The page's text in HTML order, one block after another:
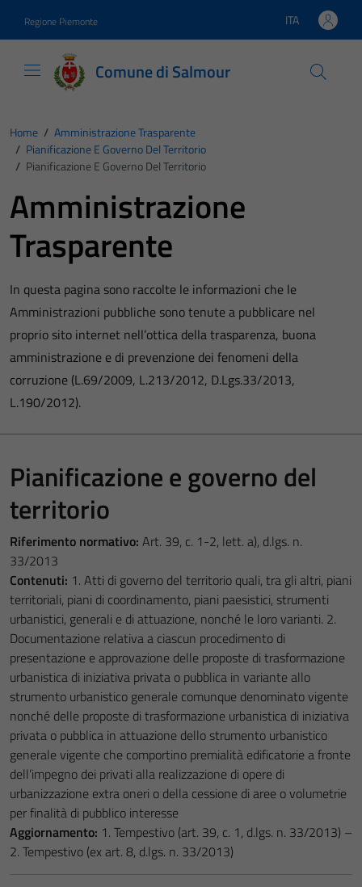
Regione Piemonte Lingua attiva:
ITA
Comune di Salmour
Home / Amministrazione Trasparente
/ Pianificazione E Governo Del Territorio
/ Pianificazione E Governo Del Territorio
Amministrazione
Trasparente
In questa pagina sono raccolte le informazioni che le
Amministrazioni pubbliche sono tenute a pubblicare nel
proprio sito internet nell’ottica della trasparenza, buona
amministrazione e di prevenzione dei fenomeni della
corruzione (L.69/2009, L.213/2012, D.Lgs.33/2013,
L.190/2012).
Pianificazione e governo del
territorio
Riferimento normativo: Art. 39, c. 1-2, lett. a), d.lgs. n.
33/2013
Contenuti: 1. Atti di governo del territorio quali, tra gli altri, piani
territoriali, piani di coordinamento, piani paesistici, strumenti
urbanistici, generali e di attuazione, nonché le loro varianti. 2.
Documentazione relativa a ciascun procedimento di
presentazione e approvazione delle proposte di trasformazione
urbanistica di iniziativa privata o pubblica in variante allo
strumento urbanistico generale comunque denominato vigente
nonché delle proposte di trasformazione urbanistica di iniziativa
privata o pubblica in attuazione dello strumento urbanistico
generale vigente che comportino premialità edificatorie a fronte
dell’impegno dei privati alla realizzazione di opere di
urbanizzazione extra oneri o della cessione di aree o volumetrie
per finalità di pubblico interesse
Aggiornamento: 1. Tempestivo (art. 39, c. 1, d.lgs. n. 33/2013) –
2. Tempestivo (ex art. 8, d.lgs. n. 33/2013)